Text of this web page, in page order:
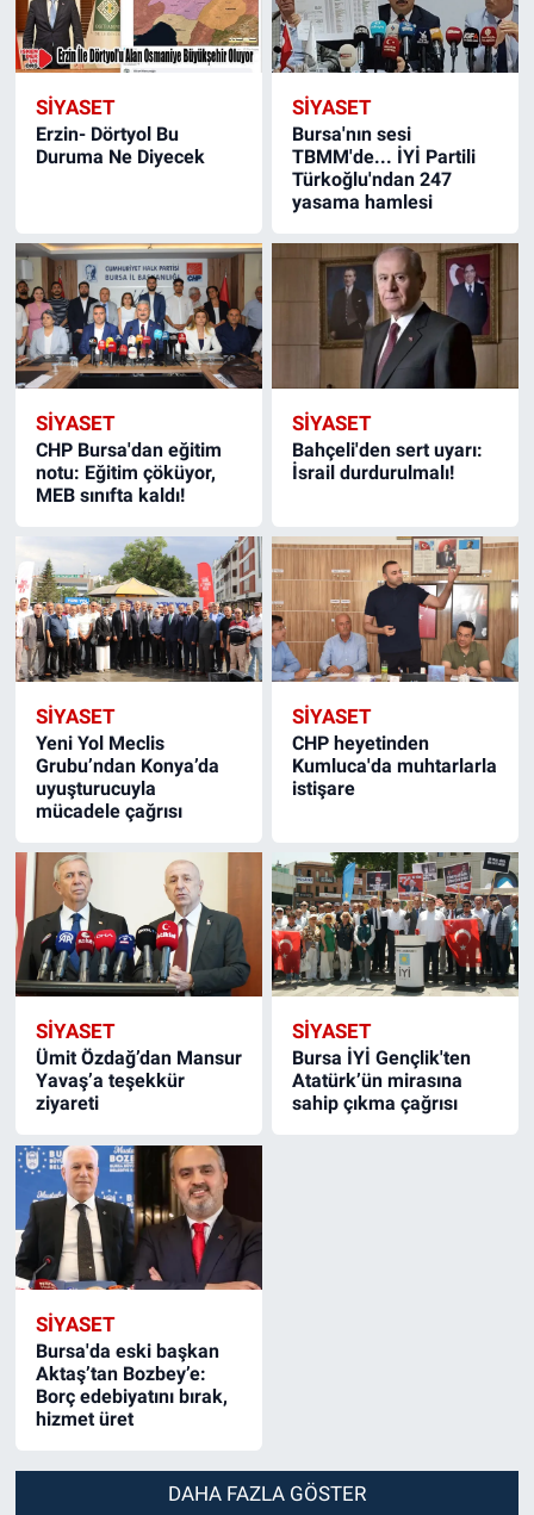
SIYASET
Erzin- Dörtyol Bu
Duruma Ne Diyecek
SIYASET
Bursa'nın sesi
TBMM'de... İYİ Partili
Türkoğlu'ndan 247
yasama hamlesi
SIYASET
CHP Bursa'dan eğitim
notu: Eğitim çöküyor,
MEB sınıfta kaldı!
SIYASET
Bahçeli'den sert uyarı:
İsrail durdurulmalı!
SIYASET
Yeni Yol Meclis
Grubu’ndan Konya’da
uyuşturucuyla
mücadele çağrısı
SIYASET
CHP heyetinden
Kumluca'da muhtarlarla
istişare
SIYASET
Ümit Özdağ’dan Mansur
Yavaş’a teşekkür
ziyareti
SIYASET
Bursa İYİ Gençlik'ten
Atatürk’ün mirasına
sahip çıkma çağrısı
SIYASET
Bursa'da eski başkan
Aktaş’tan Bozbey’e:
Borç edebiyatını bırak,
hizmet üret
DAHA FAZLA GÖSTER